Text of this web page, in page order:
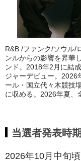
R&B /ファンク/ソウル/
ンルからの影響を昇華
ンド。2018年2月に結
ジャーデビュー。2026
ール・国立代々木競技
に収める。2026年夏、
当選者発表時期
2026年10月中旬頃